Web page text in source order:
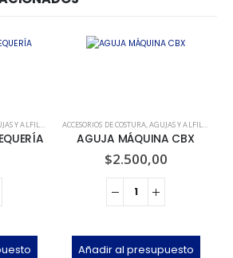
Y ALFILERES ACCESORIOS DE COSTURA,AGUJAS Y ALFILERES
AGUJA MÁQUINA CBX
$2.500,00
Añadir al presupuesto